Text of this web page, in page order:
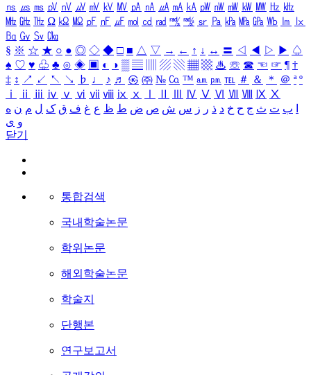
㎱ ㎲ ㎳ ㎴ ㎵ ㎶ ㎷ ㎸ ㎹ ㎀ ㎁ ㎂ ㎃ ㎄ ㎺ ㎻ ㎽ ㎾ ㎿ ㎐ ㎑
㎒ ㎓ ㎔ Ω ㏀ ㏁ ㎊ ㎋ ㎌ ㏖ ㏅ ㎭ ㎮ ㎯ ㏛ ㎩ ㎪ ㎫ ㎬ ㏝ ㏐
㏓
㏃ ㏉ ㏜ ㏆
§ ※ ☆ ★ ○ ● ◎ ◇ ◆ □ ■ △ ▽ → ← ↑ ↓ ↔ 〓 ◁ ◀ ▷ ▶ ♤
♠ ♡ ♥ ♧ ♣ ⊙ ◈ ▣ ◐ ◑ ▒ ▤ ▨ ▧ ▦ ▩ ♨ ☏ ☎ ☜ ☞ ¶ †
‡ ↕ ↗ ↙ ↖ ↘ ♭ ♩ ♪ ♬ ㉿ ㈜ № ㏇ ™ ㏂ ㏘ ℡ ＃ ＆ ＊ ＠ ª º
ⅰ
ⅱ ⅲ ⅳ ⅴ ⅵ ⅶ ⅷ ⅸ ⅹ Ⅳ Ⅴ Ⅵ Ⅶ Ⅷ Ⅸ Ⅹ
ب ت ث ج ح خ د ذ ر ز س ش ص ض ط ظ ع غ ف ق ک ل م ن ه
و ی
닫기
통합검색
국내학술논문
학위논문
해외학술논문
학술지
단행본
연구보고서